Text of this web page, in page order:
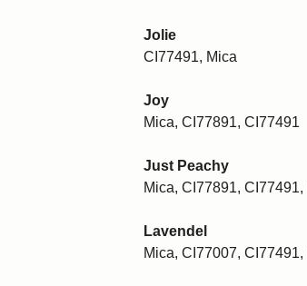
Jolie
CI77491, Mica
Joy
Mica, CI77891, CI77491
Just Peachy
Mica, CI77891,
Lavendel
Mica, CI77007,